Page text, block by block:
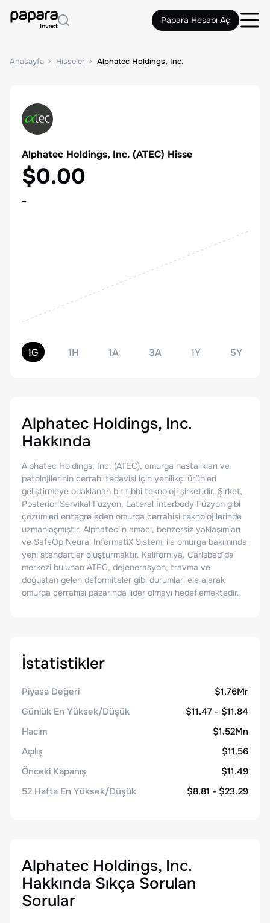
Papara Hesabı Aç
Anasayfa Hisseler Alphatec Holdings, Inc.
Alphatec Holdings, Inc. (ATEC) Hisse
$0.00
-
1G 1H 1A 3A 1Y 5Y
Alphatec Holdings, Inc.
Hakkında
Alphatec Holdings, Inc. (ATEC), omurga hastalıkları ve
patolojilerinin cerrahi tedavisi için yenilikçi ürünleri
geliştirmeye odaklanan bir tıbbi teknoloji şirketidir. Şirket,
Posterior Servikal Füzyon, Lateral İnterbody Füzyon gibi
çözümleri entegre eden omurga cerrahisi teknolojilerinde
uzmanlaşmıştır. Alphatec'in amacı, benzersiz yaklaşımları
ve SafeOp Neural InformatiX Sistemi ile omurga bakımında
yeni standartlar oluşturmaktır. Kaliforniya, Carlsbad’da
merkezi bulunan ATEC, dejenerasyon, travma ve
doğuştan gelen deformiteler gibi durumları ele alarak
omurga cerrahisi pazarında lider olmayı hedeflemektedir.
İstatistikler
Piyasa Değeri
$1.76Mr
Günlük En Yüksek/Düşük
$11.47 - $11.84
Hacim
$1.52Mn
Açılış
$11.56
Önceki Kapanış
$11.49
52 Hafta En Yüksek/Düşük
$8.81 - $23.29
Alphatec Holdings, Inc.
Hakkında Sıkça Sorulan
Sorular